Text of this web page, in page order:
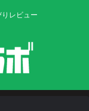
レビュー